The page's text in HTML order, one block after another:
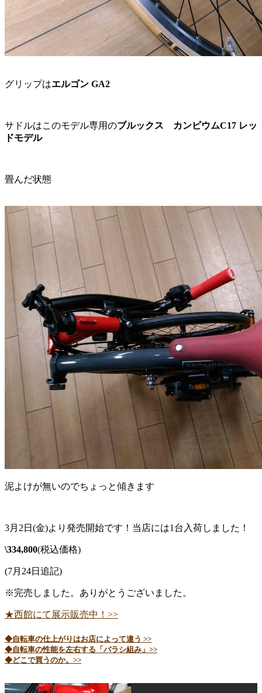
グリップはエルゴン GA2
サドルはこのモデル専用のブルックス カンビウムC17 レッ
ドモデル
畳んだ状態
泥よけが無いのでちょっと傾きます
3月2日(金)より発売開始です！当店には1台入荷しました！
\334,800(税込価格)
(7月24日追記)
※完売しました。ありがとうございました。
★西館にて展示販売中！>>
◆自転車の仕上がりはお店によって違う >>
◆自転車の性能を左右する「バラシ組み」>>
◆どこで買うのか。>>